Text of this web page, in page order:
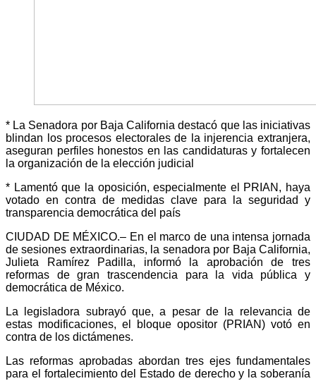
* ​La Senadora por Baja California destacó que las iniciativas
blindan los procesos electorales de la injerencia extranjera,
aseguran perfiles honestos en las candidaturas y fortalecen
la organización de la elección judicial
* ​Lamentó que la oposición, especialmente el PRIAN, haya
votado en contra de medidas clave para la seguridad y
transparencia democrática del país
​CIUDAD DE MÉXICO.– En el marco de una intensa jornada
de sesiones extraordinarias, la senadora por Baja California,
Julieta Ramírez Padilla, informó la aprobación de tres
reformas de gran trascendencia para la vida pública y
democrática de México.
La legisladora subrayó que, a pesar de la relevancia de
estas modificaciones, el bloque opositor (PRIAN) votó en
contra de los dictámenes.
​Las reformas aprobadas abordan tres ejes fundamentales
para el fortalecimiento del Estado de derecho y la soberanía